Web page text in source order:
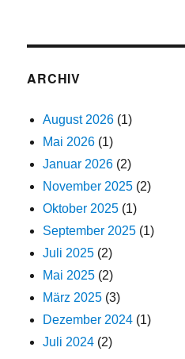
ARCHIV
August 2026 (1)
Mai 2026 (1)
Januar 2026 (2)
November 2025 (2)
Oktober 2025 (1)
September 2025 (1)
Juli 2025 (2)
Mai 2025 (2)
März 2025 (3)
Dezember 2024 (1)
Juli 2024 (2)